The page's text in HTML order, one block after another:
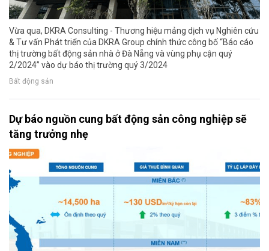
Vừa qua, DKRA Consulting - Thương hiệu mảng dịch vụ Nghiên cứu
& Tư vấn Phát triển của DKRA Group chính thức công bố “Báo cáo
thị trường bất động sản nhà ở Đà Nẵng và vùng phụ cận quý
2/2024” vào dự báo thị trường quý 3/2024
Bất động sản
Dự báo nguồn cung bất động sản công nghiệp sẽ
tăng trưởng nhẹ